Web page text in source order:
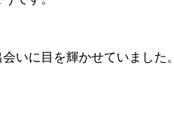
いに目を輝かせていました。